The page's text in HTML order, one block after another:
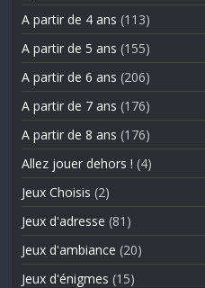
A partir de 4 ans (113)
A partir de 5 ans (155)
A partir de 6 ans (206)
A partir de 7 ans (176)
A partir de 8 ans (176)
Allez jouer dehors ! (4)
Jeux Choisis (2)
Jeux d'adresse (81)
Jeux d'ambiance (20)
Jeux d'énigmes (15)